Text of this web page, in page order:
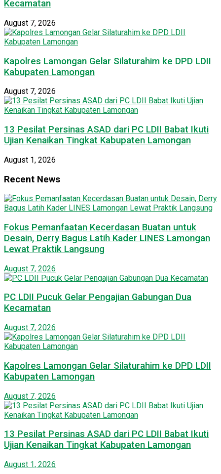
Kecamatan
August 7, 2026
Kapolres Lamongan Gelar Silaturahim ke DPD LDII
Kabupaten Lamongan
August 7, 2026
13 Pesilat Persinas ASAD dari PC LDII Babat Ikuti
Ujian Kenaikan Tingkat Kabupaten Lamongan
August 1, 2026
Recent News
Fokus Pemanfaatan Kecerdasan Buatan untuk
Desain, Derry Bagus Latih Kader LINES Lamongan
Lewat Praktik Langsung
August 7, 2026
PC LDII Pucuk Gelar Pengajian Gabungan Dua
Kecamatan
August 7, 2026
Kapolres Lamongan Gelar Silaturahim ke DPD LDII
Kabupaten Lamongan
August 7, 2026
13 Pesilat Persinas ASAD dari PC LDII Babat Ikuti
Ujian Kenaikan Tingkat Kabupaten Lamongan
August 1, 2026